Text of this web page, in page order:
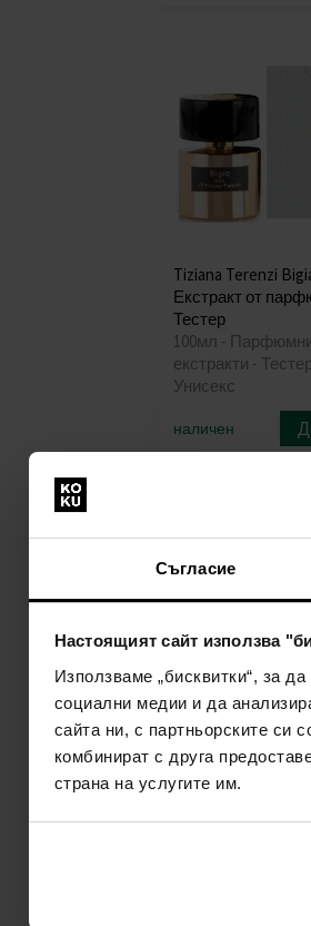
Съгласие
Настоящият сайт използва
Използваме „бисквитки“, за
социални медии и да
сайта ни, с партньорските си
комбинират с друга
страна на услугите им.
Tiziana Terenzi
Екстракт от
Тестер
100мл -
екстракти -
Унисекс
наличен
Tiziana Terenzi Lince
100мл -